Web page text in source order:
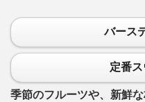
バース
定番
季節のフルーツや、新鮮